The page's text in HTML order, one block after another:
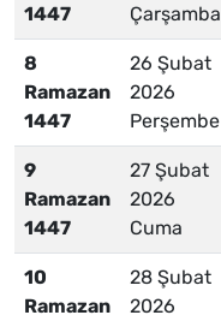
1447
Çarşamba
8
Ramazan
1447
26 Şubat
2026
Perşembe
9
Ramazan
1447
27 Şubat
2026
Cuma
10
Ramazan
28 Şubat
2026